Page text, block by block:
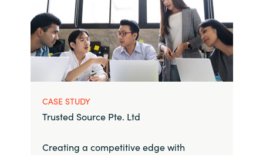
CASE STUDY
Trusted Source Pte. Ltd
Creating a competitive edge with